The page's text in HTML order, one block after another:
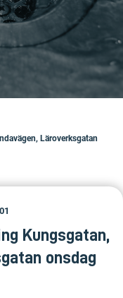
Läroverksgatan
Kungsgatan,
onsdag